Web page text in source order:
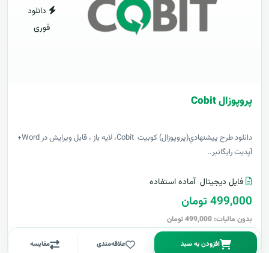
دانلود
فوری
پروپوزال Cobit
دانلود طرح پيشنهادي(پروپوزال) کوبیت Cobit، لایه باز ، قابل ویرایش در Word+
آپدیت رایگانبر..
فایل دیجیتال آماده استفاده
499,000 تومان
بدون مالیات: 499,000 تومان
افزودن به سبد علاقه‌مندی مقایسه